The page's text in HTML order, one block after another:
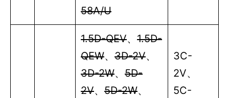
58A/U
1.5D-QEV、 1.5D-
QEW、 3D-2V、
3D-2W、 5D-
2V、 5D-2W、
3C-
2V、
5C-